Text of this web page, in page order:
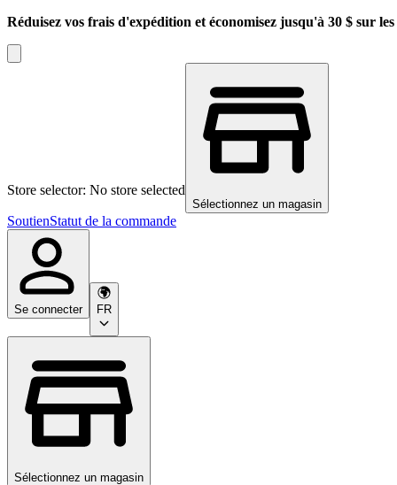
Réduisez vos frais d'expédition et économisez jusqu'à 30 $ sur
Store selector: No store selected
Sélectionnez un magasin
SoutienStatut de la commande
Se connecter FR
Sélectionnez un magasin